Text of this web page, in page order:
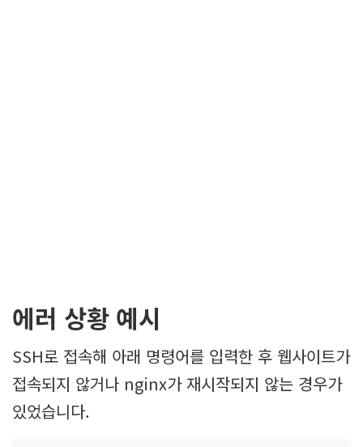
에러 상황 예시
SSH로 접속해 아래 명령어를 입력한 후 웹사이트가
접속되지 않거나 nginx가 재시작되지 않는 경우가
있었습니다.